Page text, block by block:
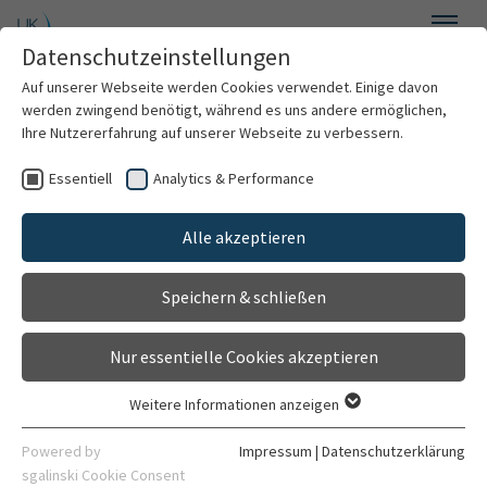
Zum Hauptinhalt springen
Willkommen
Über uns
Für Patienten
Leistungsspektrum
Anästhesiologie
Datenschutzeinstellungen
Auf unserer Webseite werden Cookies verwendet. Einige davon
werden zwingend benötigt, während es uns andere ermöglichen,
Ihre Nutzererfahrung auf unserer Webseite zu verbessern.
Essentiell Analytics & Performance
Alle akzeptieren
Speichern & schließen
Nur essentielle Cookies akzeptieren
Essentielle Cookies werden für grundlegende Funktionen der
Webseite benötigt. Dadurch ist gewährleistet, dass die
Weitere Informationen anzeigen
Powered by
sgalinski Cookie Consent
Impressum | Datenschutzerklärung